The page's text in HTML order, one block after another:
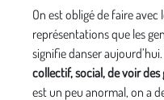
On est obligé de faire avec
représentations que les
signifie danser aujourd’hui.
collectif, social, de voir des
est un peu anormal, on a